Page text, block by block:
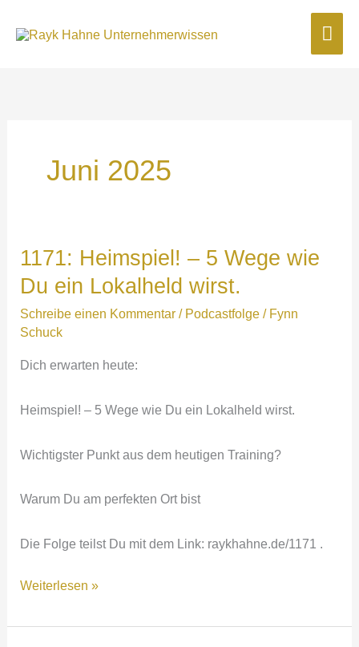
Inhalt
Juni 2025
1171: Heimspiel! – 5 Wege wie
Du ein Lokalheld wirst.
Schreibe einen Kommentar / Podcastfolge / Fynn
Schuck
Dich erwarten heute:
Heimspiel! – 5 Wege wie Du ein Lokalheld wirst.
Wichtigster Punkt aus dem heutigen Training?
Warum Du am perfekten Ort bist
Die Folge teilst Du mit dem Link: raykhahne.de/1171 .
1171:
–
Weiterlesen »